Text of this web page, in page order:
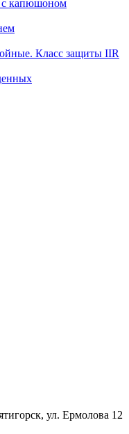
с капюшоном
Класс защиты IIR
ул. Ермолова 12